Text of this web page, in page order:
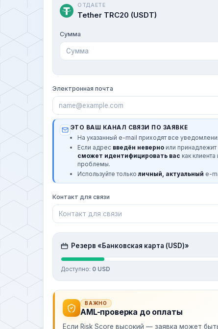
ОТДАЕТЕ
Tether TRC20 (USDT)
Сумма
Электронная почта
ЭТО ВАШ КАНАЛ СВЯЗИ ПО ЗАЯВКЕ
На указанный e-mail приходят все
Если адрес введён неверно или
сможет идентифицировать вас как
проблемы.
Используйте только личный, актуальный e-
Контакт для связи
Резерв «Банковская карта (USD)»
Доступно: 0 USD
ВАЖНО
AML-проверка до оплаты
Если Risk Score высокий — заявка может